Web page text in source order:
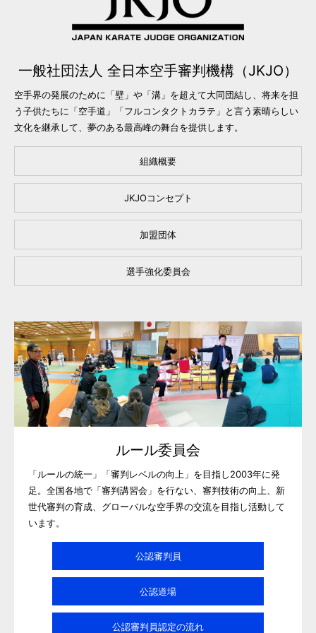
一般社団法人 全日本空手審判機構（JKJO）
空手界の発展のために「壁」や「溝」を超えて大同団結し、将来を担
う子供たちに「空手道」「フルコンタクトカラテ」と言う素晴らしい
文化を継承して、夢のある最高峰の舞台を提供します。
組織概要
JKJOコンセプト
加盟団体
選手強化委員会
ルール委員会
「ルールの統一」「審判レベルの向上」を目指し2003年に発
足。全国各地で「審判講習会」を行ない、審判技術の向上、新
世代審判の育成、グローバルな空手界の交流を目指し活動して
います。
公認審判員
公認道場
公認審判員認定の流れ